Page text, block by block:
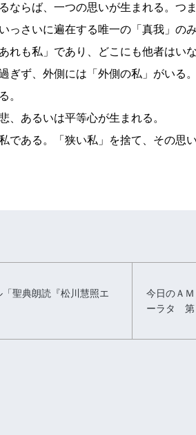
ならば、一つの思いが生まれる。つ
っさいに遍在する唯一の「真我」の
れも私」であり、どこにも他者はい
ぎず、外側には「外側の私」がいる
。
あるいは平等心が生まれる。
ある。「狭い私」を捨て、その思い
聖典朗読『松川慧照エ
今日のＡ
ーラタ 第